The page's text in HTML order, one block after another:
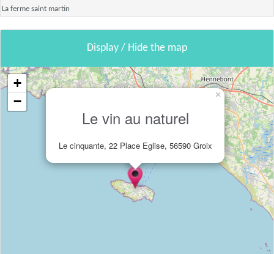
La ferme saint martin
Display / Hide the map
Le vin au naturel
Le cinquante, 22 Place Eglise, 56590 Groix
×
+
−